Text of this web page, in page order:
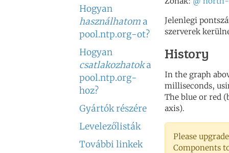
Hogyan
használhatom a
pool.ntp.org-ot?
Hogyan
csatlakozhatoka
pool.ntp.org-
hoz?
Gyártók részére
Levelezőlisták
További linkek
Jelenlegi
szerverek
History
In the graph
milliseconds,
The blue or red
axis).
Please
Components